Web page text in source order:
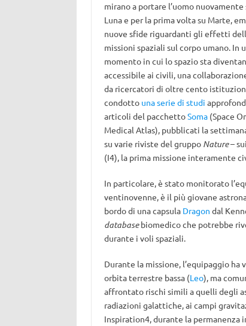
mirano a portare l’uomo nuovamente
Luna e per la prima volta su Marte,
nuove sfide riguardanti gli effetti
missioni spaziali sul corpo umano. In
momento in cui lo spazio sta
accessibile ai civili, una
da ricercatori di oltre cento
condottouna serie di studi
articoli del pacchettoSoma(Space
Medical Atlas), pubblicati la
su varie riviste del gruppo Nature–
(I4), la prima missione interamente
In particolare, è stato monitorato
ventinovenne, è il più giovane
bordo di una capsula Dragon dal
databasebiomedico che potrebbe
durante i voli spaziali.
Durante la missione, l’equipaggio
orbita terrestre bassa (Leo), ma
affrontato rischi simili a quelli degli
radiazioni galattiche, ai campi
Inspiration4, durante la permanenza